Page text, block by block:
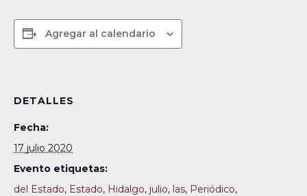
Agregar al calendario
DETALLES
Fecha:
17 julio 2020
Evento etiquetas:
del Estado, Estado, Hidalgo, julio, las, Periódico,